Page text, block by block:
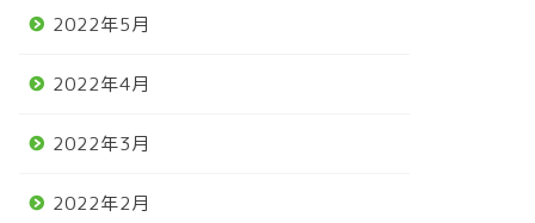
2022年5月
2022年4月
2022年3月
2022年2月